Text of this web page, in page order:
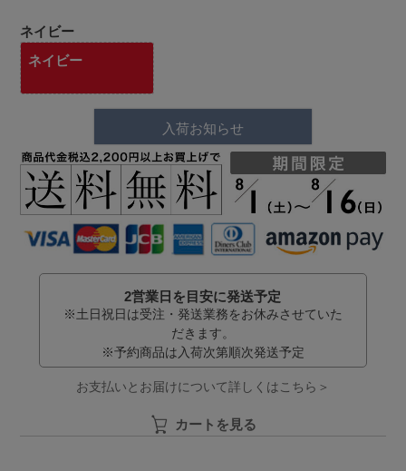
ネイビー
ネイビー
入荷お知らせ
2営業日を目安に発送予定
※土日祝日は受注・発送業務をお休みさせていた
だきます。
※予約商品は入荷次第順次発送予定
お支払いとお届けについて詳しくはこちら＞
カートを見る